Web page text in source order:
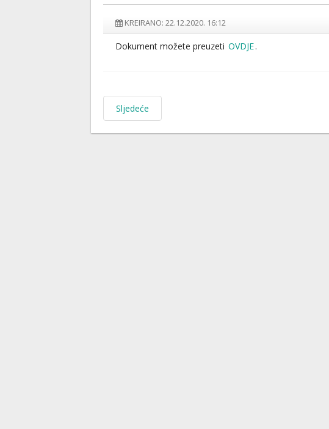
KREIRANO: 22.12.2020. 16:12
Dokument možete preuzeti OVDJE.
Sljedeće